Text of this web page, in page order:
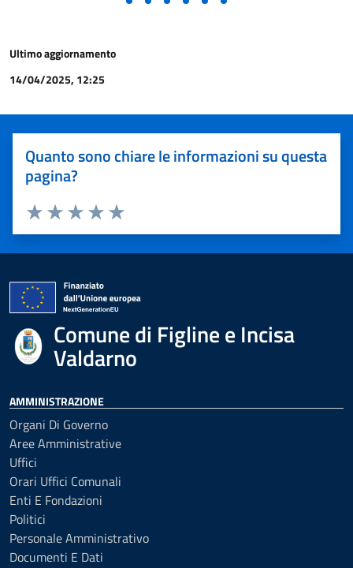
Ultimo aggiornamento
14/04/2025, 12:25
Quanto sono chiare le informazioni su questa
pagina?
Valuta 5 stelle su 5
Valuta 4 stelle su 5
Valuta 3 stelle su 5
Valuta 2 stelle su 5
Valuta 1 stelle su 5
Comune di Figline e Incisa
Valdarno
AMMINISTRAZIONE
Organi Di Governo
Aree Amministrative
Uffici
Orari Uffici Comunali
Enti E Fondazioni
Politici
Personale Amministrativo
Documenti E Dati